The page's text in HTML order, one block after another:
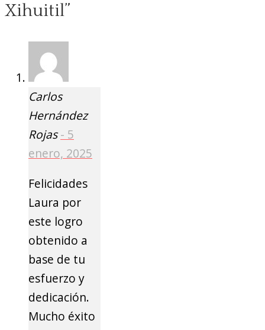
Xihuitil”
Carlos
Hernández
Rojas- 5
enero, 2025
Felicidades
Laura por
este logro
obtenido a
base de tu
esfuerzo y
dedicación.
Mucho éxito